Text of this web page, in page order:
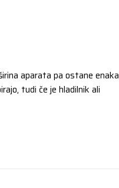
aparata pa ostane enaka
tudi če je hladilnik ali